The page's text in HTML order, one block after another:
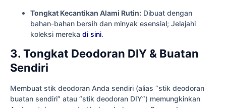
Tongkat Kecantikan Alami Rutin: Dibuat dengan
bahan-bahan bersih dan minyak esensial; Jelajahi
koleksi mereka di sini.
3. Tongkat Deodoran DIY & Buatan
Sendiri
Membuat stik deodoran Anda sendiri (alias “stik deodoran
buatan sendiri” atau “stik deodoran DIY”) memungkinkan